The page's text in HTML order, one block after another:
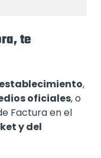
te
,
oficiales, o
Factura en el
y del